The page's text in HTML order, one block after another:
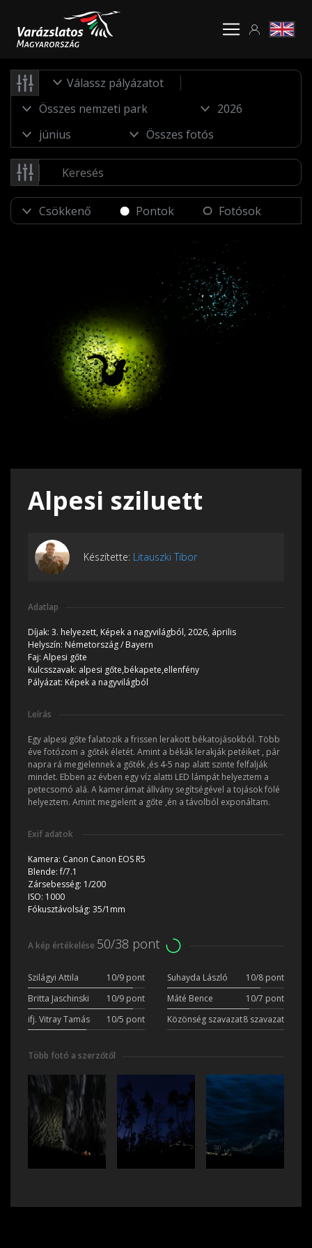
Válassz pályázatot
Pontok Fotósok
Alpesi sziluett
Készítette: Litauszki Tibor
Adatlap
Díjak: 3. helyezett, Képek a nagyvilágból, 2026, április
Helyszín: Németország / Bayern
Faj: Alpesi gőte
Kulcsszavak: alpesi gőte,békapete,ellenfény
Pályázat: Képek a nagyvilágból
Leírás
Egy alpesi gőte falatozik a frissen lerakott békatojásokból. Több
éve fotózom a gőték életét. Amint a békák lerakják petéiket , pár
napra rá megjelennek a gőték ,és 4-5 nap alatt szinte felfalják
mindet. Ebben az évben egy víz alatti LED lámpát helyeztem a
petecsomó alá. A kamerámat állvány segítségével a tojások fölé
helyeztem. Amint megjelent a gőte ,én a távolból exponáltam.
Exif adatok
Kamera: Canon Canon EOS R5
Blende:f/7.1
Zársebesség: 1/200
ISO: 1000
Fókusztávolság: 35/1mm
A kép értékelése 50/38 pont
Szilágyi Attila 10/9 pont Suhayda László
10/8 pont
Britta Jaschinski
10/9 pont Máté Bence
10/7 pont
ifj. Vitray Tamás
10/5 pont Közönség szavazat8 szavazat
Több fotó a szerzőtől